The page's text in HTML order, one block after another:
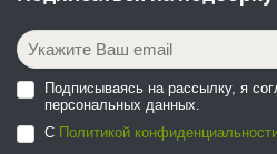
Подписываясь на рассылку, я
персональных данных.
С Политикой